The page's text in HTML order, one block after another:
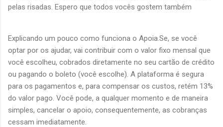
pelas risadas. Espero que todos vocês gostem também
Explicando um pouco como funciona o Apoia.Se, se você
optar por os ajudar, vai contribuir com o valor fixo mensal que
você escolheu, cobrados diretamente no seu cartão de crédito
ou pagando o boleto (você escolhe). A plataforma é segura
para os pagamentos e, para compensar os custos, retém 13%
do valor pago. Você pode, a qualquer momento e de maneira
simples, cancelar o apoio, consequentemente, as cobranças
cessam imediatamente.